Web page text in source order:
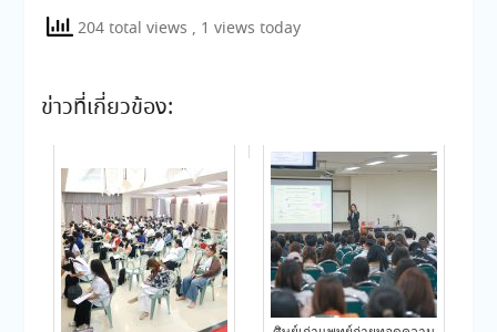
204 total views , 1 views today
ข่าวที่เกี่ยวข้อง: